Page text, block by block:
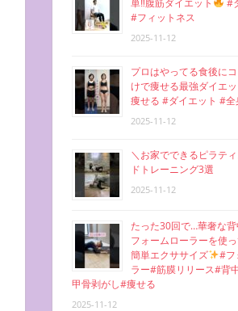
単‼︎腹筋ダイエット
#
#フィットネス
2025-11-12
プロはやってる食後に
けで痩せる最強ダイエ
痩せる #ダイエット #全
2025-11-12
＼お家でできるピラテ
ドトレーニング3選
2025-11-12
たった30回で…華奢な背
フォームローラーを使
簡単エクササイズ
#フ
ラー#筋膜リリース#背
甲骨剥がし#痩せる
2025-11-12